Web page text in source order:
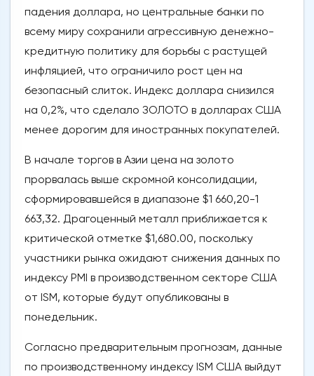
падения доллара, но центральные банки по
всему миру сохранили агрессивную денежно-
кредитную политику для борьбы с растущей
инфляцией, что ограничило рост цен на
безопасный слиток. Индекс доллара снизился
на 0,2%, что сделало ЗОЛОТО в долларах США
менее дорогим для иностранных покупателей.
В начале торгов в Азии цена на золото
прорвалась выше скромной консолидации,
сформировавшейся в диапазоне $1 660,20-1
663,32. Драгоценный металл приближается к
критической отметке $1,680.00, поскольку
участники рынка ожидают снижения данных по
индексу PMI в производственном секторе США
от ISM, которые будут опубликованы в
понедельник.
Согласно предварительным прогнозам, данные
по производственному индексу ISM США выйдут